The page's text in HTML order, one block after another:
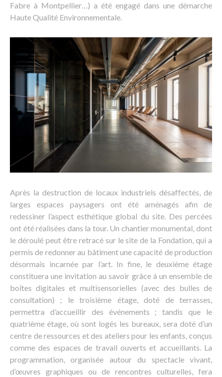
Fabre à Montpellier…) a été engagé dans une démarche
Haute Qualité Environnementale.
Après la destruction de locaux industriels désaffectés, de
larges espaces paysagers ont été aménagés afin de
redessiner l’aspect esthétique global du site. Des percées
ont été réalisées dans la tour. Un chantier monumental, dont
le déroulé peut être retracé sur le site de la Fondation, qui a
permis de redonner au bâtiment une capacité de production
désormais incarnée par l’art. In fine, le deuxième étage
constituera une invitation au savoir grâce à un ensemble de
boîtes digitales et multisensorielles (avec des bulles de
consultation) ; le troisième étage, doté de terrasses,
permettra d’accueillir des événements ; tandis que le
quatrième étage, où sont logés les bureaux, sera doté d’un
centre de ressources et des ateliers pour les enfants, conçus
comme des espaces de travail ouverts et accueillants. La
programmation, organisée autour du spectacle vivant,
d’œuvres graphiques ou de rencontres culturelles, fera